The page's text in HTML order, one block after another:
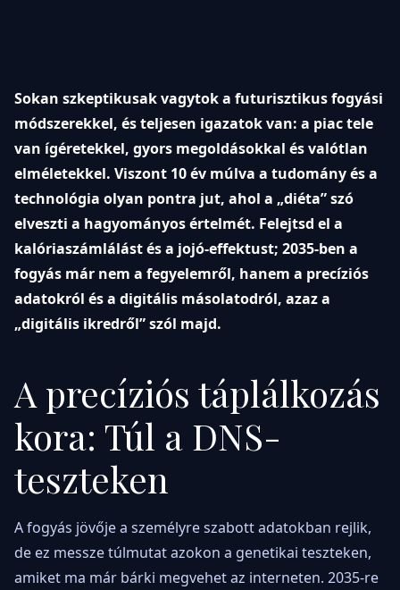
Sokan szkeptikusak vagytok a futurisztikus fogyási
módszerekkel, és teljesen igazatok van: a piac tele
van ígéretekkel, gyors megoldásokkal és valótlan
elméletekkel. Viszont 10 év múlva a tudomány és a
technológia olyan pontra jut, ahol a „diéta” szó
elveszti a hagyományos értelmét. Felejtsd el a
kalóriaszámlálást és a jojó-effektust; 2035-ben a
fogyás már nem a fegyelemről, hanem a precíziós
adatokról és a digitális másolatodról, azaz a
„digitális ikredről” szól majd.
A precíziós táplálkozás
kora: Túl a DNS-
teszteken
A fogyás jövője a személyre szabott adatokban rejlik,
de ez messze túlmutat azokon a genetikai teszteken,
amiket ma már bárki megvehet az interneten. 2035-re